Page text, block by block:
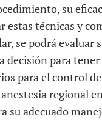
su
estas técnicas y
se podrá evaluar
decisión para
para el control
regional
su adecuado